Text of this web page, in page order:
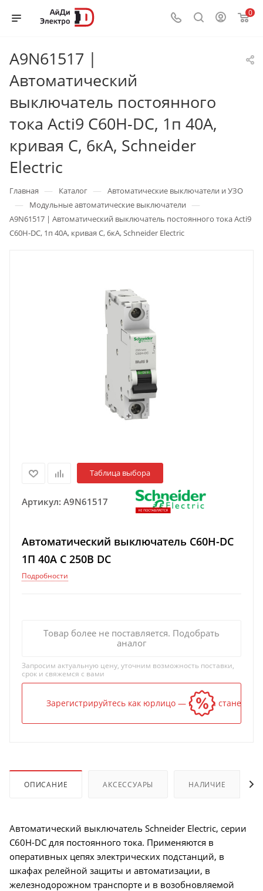
0
A9N61517 |
Автоматический
выключатель постоянного
тока Acti9 C60H-DC, 1п 40А,
кривая C, 6кА, Schneider
Electric
Главная — Каталог — Автоматические выключатели и УЗО
— Модульные автоматические выключатели —
A9N61517 | Автоматический выключатель постоянного тока Acti9
C60H-DC, 1п 40А, кривая C, 6кА, Schneider Electric
Таблица выбора
Артикул: A9N61517
Автоматический выключатель C60H-DC
1П 40А C 250В DC
Подробности
Товар более не поставляется. Подобрать
аналог
Запросим актуальную цену, уточним возможность поставки,
срок и свяжемся с вами
Зарегистрируйтесь как юрлицо — и цена станет
ОПИСАНИЕ АКСЕССУАРЫ НАЛИЧИЕ
Автоматический выключатель Schneider Electric, серии
C60H-DC для постоянного тока. Применяются в
оперативных цепях электрических подстанций, в
шкафах релейной защиты и автоматизации, в
железнодорожном транспорте и в возобновляемой